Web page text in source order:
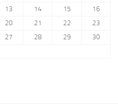
13 14 15
16
20 21 22
23
27 28 29
30